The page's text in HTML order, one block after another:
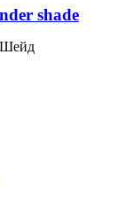
shade
Шейд